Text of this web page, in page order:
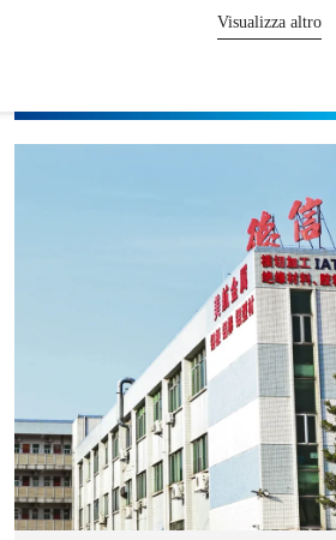
Visualizza altro